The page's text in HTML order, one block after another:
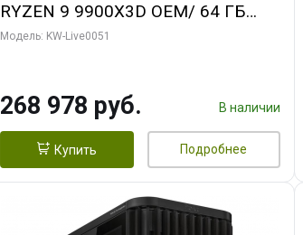
RYZEN 9 9900X3D OEM/ 64 ГБ
ОЗУ/ Gigabyte RX9070 GAMING OC
Модель: KW-Live0051
268 978 руб. В наличии
Купить Подробнее